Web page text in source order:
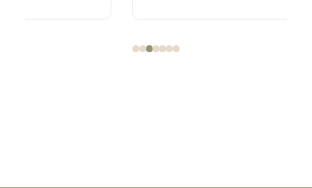
1234567